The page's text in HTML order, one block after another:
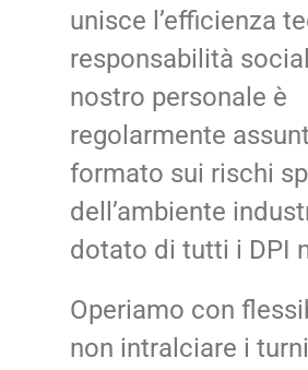
unisce l’efficienza
responsabilità
nostro personale è
regolarmente
formato sui rischi
dell’ambiente
dotato di tutti i DPI
Operiamo con
non intralciare i turni